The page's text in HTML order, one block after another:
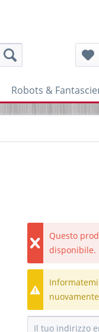
Robots &
Questo
disponibile.